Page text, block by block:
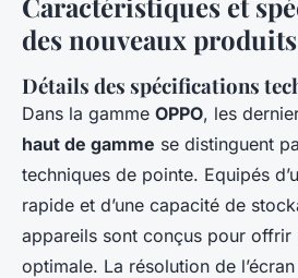
des nouveaux produits
Détails des spécifications
Dans la gamme OPPO, les
haut de gamme se distinguent
techniques de pointe. Equipés
rapide et d’une capacité de
appareils sont conçus pour offrir
optimale. La résolution de